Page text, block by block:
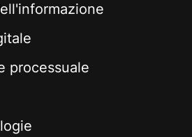
processuale